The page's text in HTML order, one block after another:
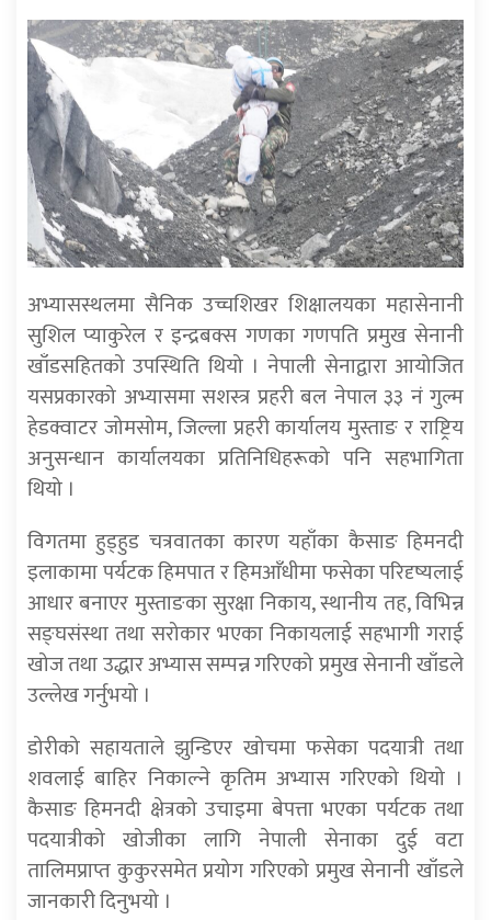
अभ्यासस्थलमा सैनिक उच्चशिखर शिक्षालयका महासेनानी
सुशिल प्याकुरेल र इन्द्रबक्स गणका गणपति प्रमुख सेनानी
खाँडसहितको उपस्थिति थियो । नेपाली सेनाद्वारा आयोजित
यसप्रकारको अभ्यासमा सशस्त्र प्रहरी बल नेपाल ३३ नं गुल्म
हेडक्वाटर जोमसोम, जिल्ला प्रहरी कार्यालय मुस्ताङ र राष्ट्रिय
अनुसन्धान कार्यालयका प्रतिनिधिहरूको पनि सहभागिता
थियो ।
विगतमा हुड्हुड चत्रवातका कारण यहाँका कैसाङ हिमनदी
इलाकामा पर्यटक हिमपात र हिमआँधीमा फसेका परिदृष्यलाई
आधार बनाएर मुस्ताङका सुरक्षा निकाय, स्थानीय तह, विभिन्न
सङ्घसंस्था तथा सरोकार भएका निकायलाई सहभागी गराई
खोज तथा उद्धार अभ्यास सम्पन्न गरिएको प्रमुख सेनानी खाँडले
उल्लेख गर्नुभयो ।
डोरीको सहायताले झुन्डिएर खोचमा फसेका पदयात्री तथा
शवलाई बाहिर निकाल्ने कृतिम अभ्यास गरिएको थियो ।
कैसाङ हिमनदी क्षेत्रको उचाइमा बेपत्ता भएका पर्यटक तथा
पदयात्रीको खोजीका लागि नेपाली सेनाका दुई वटा
तालिमप्राप्त कुकुरसमेत प्रयोग गरिएको प्रमुख सेनानी खाँडले
जानकारी दिनुभयो ।